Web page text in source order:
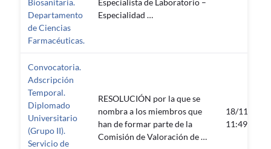
Biosanitaria.
Departamento
de Ciencias
Farmacéuticas.
Especialista de Laboratorio –
Especialidad …
Convocatoria.
Adscripción
Temporal.
Diplomado
Universitario
(Grupo II).
Servicio de
RESOLUCIÓN por la que se
nombra a los miembros que
han de formar parte de la
Comisión de Valoración de …
18/11/2019
11:49:07